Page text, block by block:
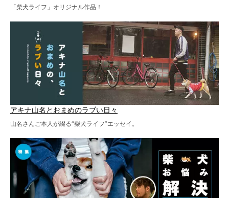
「柴犬ライフ」オリジナル作品！
アキナ山名とおまめのラブい日々
山名さんご本人が綴る“柴犬ライフ”エッセイ。